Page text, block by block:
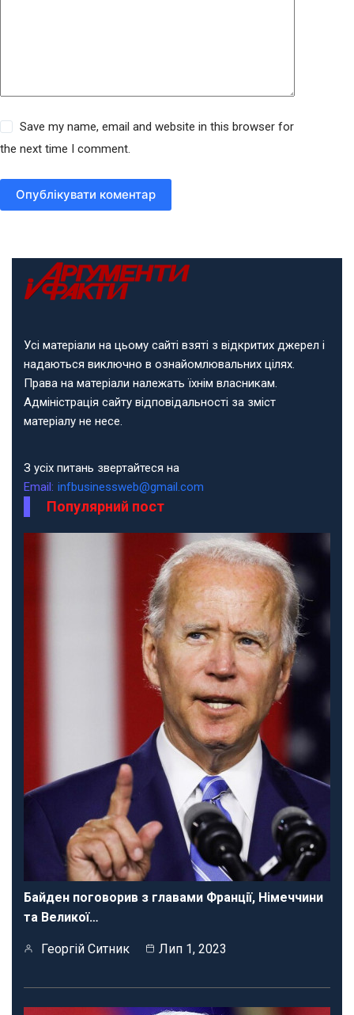
Save my name, email and website in this browser for
the next time I comment.
Опублікувати коментар
Усі матеріали на цьому сайті взяті з відкритих джерел і
надаються виключно в ознайомлювальних цілях.
Права на матеріали належать їхнім власникам.
Адміністрація сайту відповідальності за зміст
матеріалу не несе.
З усіх питань звертайтеся на
Email: infbusinessweb@gmail.com
Популярний пост
Байден поговорив з главами Франції, Німеччини
та Великої…
Георгій Ситник Лип 1, 2023